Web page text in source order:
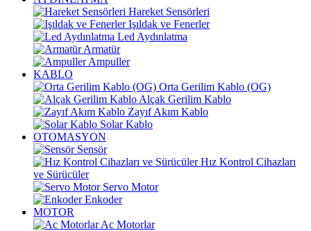
Hareket Sensörleri
Işıldak ve Fenerler
Led Aydınlatma
Armatür
Ampuller
KABLO
Orta Gerilim Kablo (OG)
Alçak Gerilim Kablo
Zayıf Akım Kablo
Solar Kablo
OTOMASYON
Sensör
Hız Kontrol Cihazları
ve Sürücüler
Servo Motor
Enkoder
MOTOR
Ac Motorlar